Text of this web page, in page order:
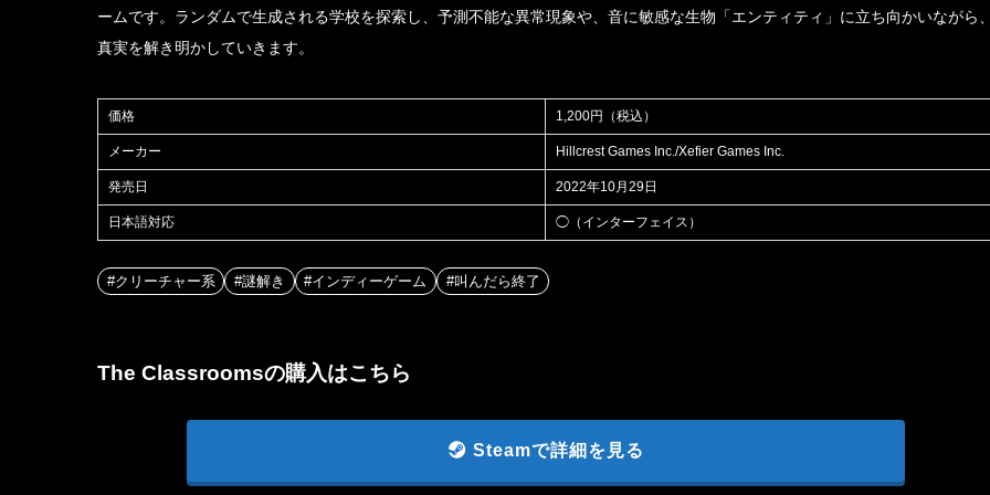
ームです。ランダムで生成される学校を探索し、予測不能な異常現象や、音に敏感な生物「エンティティ」に立ち向かいながら
真実を解き明かしていきます。
価格 1,200円（税込）
メーカー Hillcrest Games Inc./Xefier Games Inc.
発売日 2022年10月29日
日本語対応 ◯（インターフェイス）
#クリーチャー系 #謎解き #インディーゲーム #叫んだら終了
The Classroomsの購入はこちら
Steamで詳細を見る